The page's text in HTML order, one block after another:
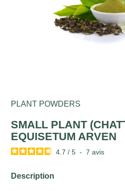
PLANT POWDERS
SMALL PLANT
EQUISETUM ARVEN
4.7 / 5 - 7avis
Description